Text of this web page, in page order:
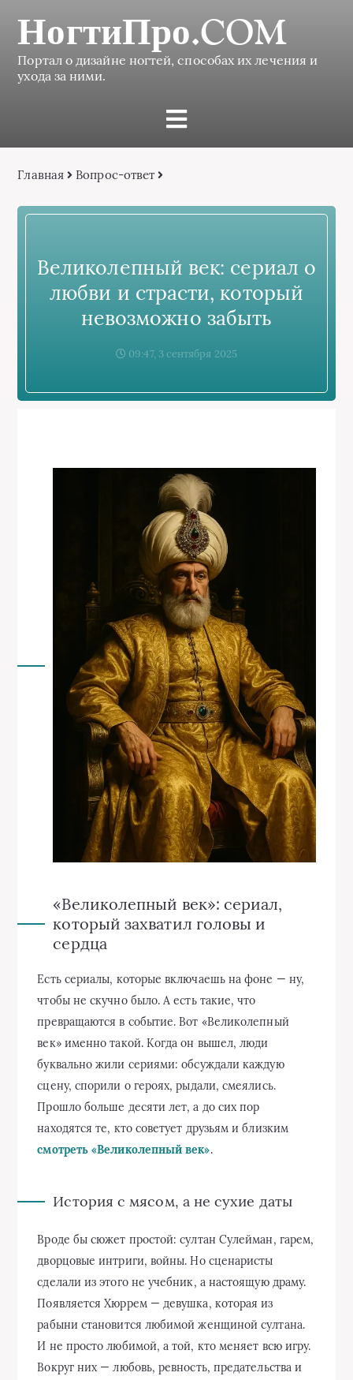
НогтиПро.COM
Портал о дизайне ногтей, способах их лечения и
ухода за ними.
Главная Вопрос-ответ
Великолепный век: сериал о
любви и страсти, который
невозможно забыть
09:47, 3 сентября 2025
«Великолепный век»: сериал,
который захватил головы и
сердца
Есть сериалы, которые включаешь на фоне — ну,
чтобы не скучно было. А есть такие, что
превращаются в событие. Вот «Великолепный
век» именно такой. Когда он вышел, люди
буквально жили сериями: обсуждали каждую
сцену, спорили о героях, рыдали, смеялись.
Прошло больше десяти лет, а до сих пор
находятся те, кто советует друзьям и близким
смотреть «Великолепный век».
История с мясом, а не сухие даты
Вроде бы сюжет простой: султан Сулейман, гарем,
дворцовые интриги, войны. Но сценаристы
сделали из этого не учебник, а настоящую драму.
Появляется Хюррем — девушка, которая из
рабыни становится любимой женщиной султана.
И не просто любимой, а той, кто меняет всю игру.
Вокруг них — любовь, ревность, предательства и